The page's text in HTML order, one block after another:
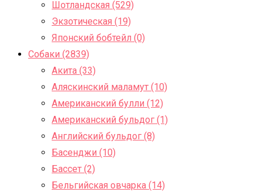
Шотландская (529)
Экзотическая (19)
Японский бобтейл (0)
Собаки (2839)
Акита (33)
Аляскинский маламут (10)
Американский булли (12)
Американский бульдог (1)
Английский бульдог (8)
Басенджи (10)
Бассет (2)
Бельгийская овчарка (14)